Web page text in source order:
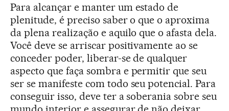
Para alcançar e manter um estado de
plenitude, é preciso saber o que o aproxima
da plena realização e aquilo que o afasta dela.
Você deve se arriscar positivamente ao se
conceder poder, liberar-se de qualquer
aspecto que faça sombra e permitir que seu
ser se manifeste com todo seu potencial. Para
conseguir isso, deve ter a soberania sobre seu